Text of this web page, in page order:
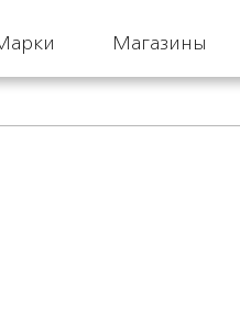
Магазины